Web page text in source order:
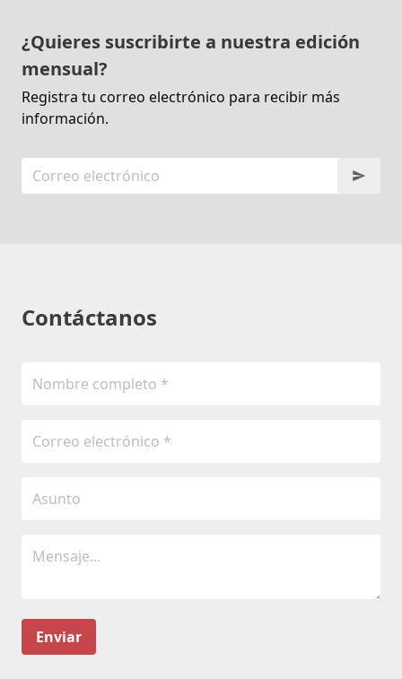
¿Quieres suscribirte a nuestra edición
mensual?
Registra tu correo electrónico para recibir más
información.
Contáctanos
Enviar